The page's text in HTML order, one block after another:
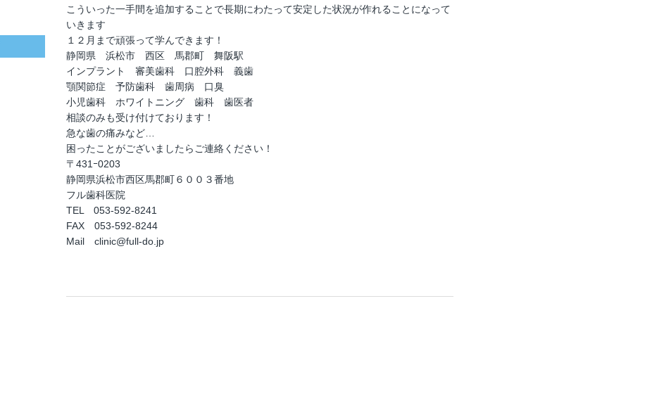
こういった一手間を追加することで長期にわたって安定した状況が作れることになって
いきます
１２月まで頑張って学んできます！
静岡県 浜松市 西区 馬郡町 舞阪駅
インプラント 審美歯科 口腔外科 義歯
顎関節症 予防歯科 歯周病 口臭
小児歯科 ホワイトニング 歯科 歯医者
相談のみも受け付けております！
急な歯の痛みなど…
困ったことがございましたらご連絡ください！
〒431ｰ0203
静岡県浜松市西区馬郡町６００３番地
フル歯科医院
TEL 053-592-8241
FAX 053-592-8244
Mail clinic@full-do.jp